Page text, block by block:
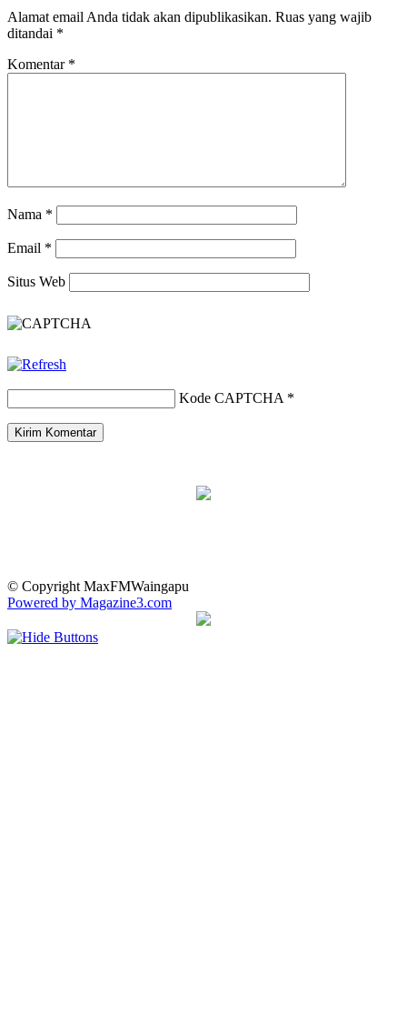
Alamat email Anda tidak akan dipublikasikan. Ruas yang wajib
ditandai *
Komentar *
Nama *
Email *
Situs Web
Kode CAPTCHA *
© Copyright MaxFMWaingapu
Powered by Magazine3.com